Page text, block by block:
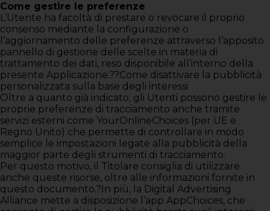
Come gestire le preferenze
L’Utente ha facoltà di prestare o revocare il proprio
consenso mediante la configurazione o
l’aggiornamento delle preferenze attraverso l’apposito
pannello di gestione delle scelte in materia di
trattamento dei dati, reso disponibile all’interno della
presente Applicazione.??Come disattivare la pubblicità
personalizzata sulla base degli interessi
Oltre a quanto già indicato, gli Utenti possono gestire le
proprie preferenze di tracciamento anche tramite
servizi esterni come YourOnlineChoices (per UE e
Regno Unito) che permette di controllare in modo
semplice le impostazioni legate alla pubblicità della
maggior parte degli strumenti di tracciamento.
Per questo motivo, il Titolare consiglia di utilizzare
anche queste risorse, oltre alle informazioni fornite in
questo documento.?In più, la Digital Advertising
Alliance mette a disposizione l’app AppChoices, che